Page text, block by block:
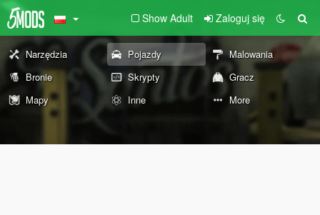
Show Adult Zaloguj się
Narzędzia Pojazdy
Malowania
Bronie
Skrypty
Gracz
Mapy
Inne More